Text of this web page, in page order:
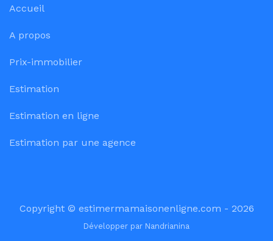
Accueil
A propos
Prix-immobilier
Estimation
Estimation en ligne
Estimation par une agence
Copyright © estimermamaisonenligne.com - 2026
Développer par Nandrianina